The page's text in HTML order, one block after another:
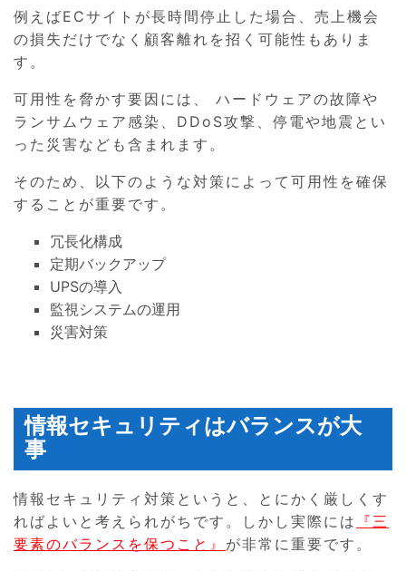
例えばECサイトが長時間停止した場合、売上機会
の損失だけでなく顧客離れを招く可能性もありま
す。
可用性を脅かす要因には、 ハードウェアの故障や
ランサムウェア感染、DDoS攻撃、停電や地震とい
った災害なども含まれます。
そのため、以下のような対策によって可用性を確保
することが重要です。
冗長化構成
定期バックアップ
UPSの導入
監視システムの運用
災害対策
情報セキュリティはバランスが大
事
情報セキュリティ対策というと、とにかく厳しくす
ればよいと考えられがちです。しかし実際には 『三
要素のバランスを保つこと』 が非常に重要です。